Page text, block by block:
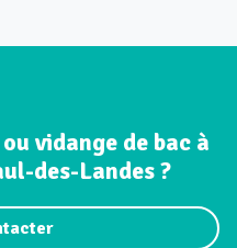
vidange de bac à
des-Landes ?